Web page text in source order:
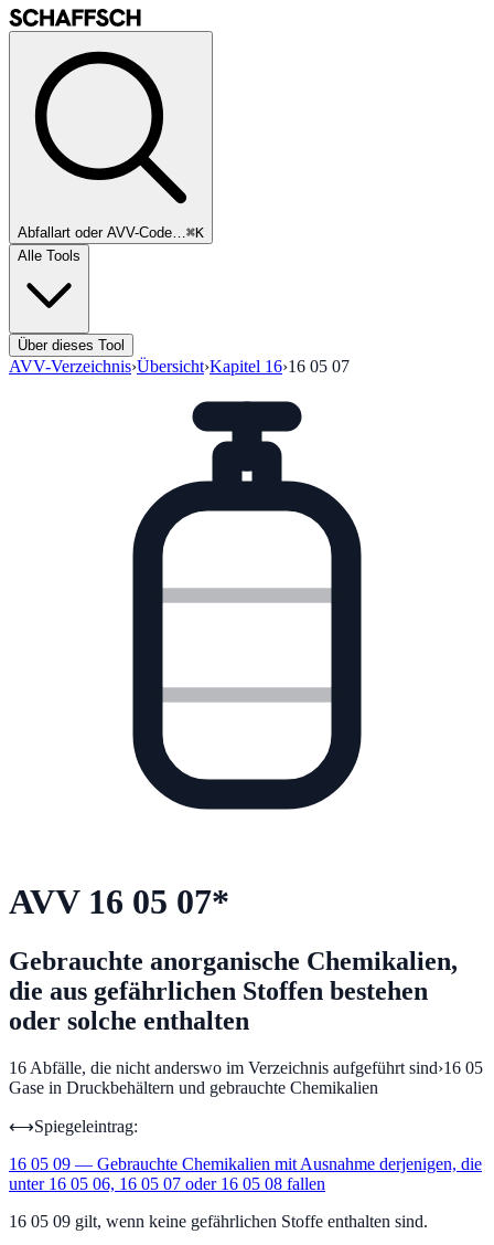
Abfallart oder AVV-Code…⌘K
Alle Tools
Über dieses Tool
AVV-Verzeichnis›Übersicht›Kapitel 16›16 05 07
AVV 16 05 07*
Gebrauchte anorganische Chemikalien,
die aus gefährlichen Stoffen bestehen
oder solche enthalten
16 Abfälle, die nicht anderswo im Verzeichnis aufgeführt sind›16 05
Gase in Druckbehältern und gebrauchte Chemikalien
⟷Spiegeleintrag:
16 05 09 — Gebrauchte Chemikalien mit Ausnahme derjenigen, die
unter 16 05 06, 16 05 07 oder 16 05 08 fallen
16 05 09 gilt, wenn keine gefährlichen Stoffe enthalten sind.